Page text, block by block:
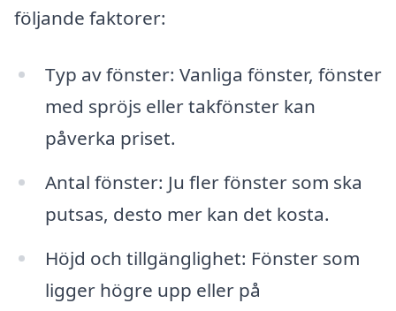
följande faktorer:
Typ av fönster: Vanliga fönster, fönster
med spröjs eller takfönster kan
påverka priset.
Antal fönster: Ju fler fönster som ska
putsas, desto mer kan det kosta.
Höjd och tillgänglighet: Fönster som
ligger högre upp eller på